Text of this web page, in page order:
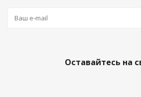
Оставайтесь на